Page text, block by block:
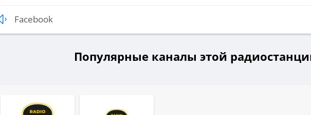
Facebook
Популярные каналы этой